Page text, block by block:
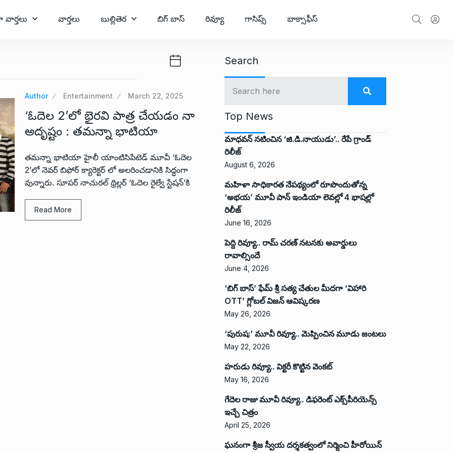
వార్తలు బుల్లితెర బిగ్ బాస్ రివ్యూ గాసిప్స్ బాక్సాఫీస్
Author Entertainment March 22, 2025
‘ఓదెల 2’లో భైరవి పాత్ర చేయడం నా
అదృష్టం : తమన్నా భాటియా
తమన్నా భాటియా హైలీ యాంటిసిపేటెడ్ మూవీ ‘ఓదెల
2’లో నెవర్ బిఫోర్ క్యారెక్టర్ లో అలరించడానికి సిద్ధంగా
వున్నారు. సూపర్ నాచురల్ థ్రిల్లర్ ‘ఓదెల రైల్వే స్టేషన్’కి
Read More
Search
Top News
మాధవన్ నటించిన ‘జి.డి.నాయుడు’.. రేపే గ్రాండ్
రిలీజ్
August 6, 2026
మహిళా సాధికారత నేపథ్యంలో రూపొందుతోన్న
‘అభ‌య‌’ మూవీ పాన్ ఇండియా లెవ‌ల్లో 4 భాష‌ల్లో
రిలీజ్
June 16, 2026
పెద్ది రివ్యూ.. రామ్ చరణ్ నటనకు అవార్డులు
రావాల్సిందే
June 4, 2026
‘బిగ్ బాస్’ ఫేమ్ శ్రీ సత్య చేతుల మీదగా ‘విహారి
OTT’ గ్లోబల్ విజన్ ఆవిష్కరణ
May 26, 2026
‘పురుష:’ మూవీ రివ్యూ.. మెప్పించిన మూడు జంటలు
May 22, 2026
హరుడు రివ్యూ.. విక్టరీ కొట్టిన వెంకట్
May 16, 2026
గేదెల రాజు మూవీ రివ్యూ.. డిఫరెంట్ ఎక్స్‌పీరియెన్స్
ఇచ్చే చిత్రం
April 25, 2026
ఘనంగా శ్రీజ స్వీయ దర్శకత్వంలో నిర్మించి హీరోయిన్